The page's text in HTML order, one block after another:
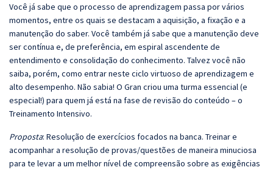
Você já sabe que o processo de aprendizagem passa por vários
momentos, entre os quais se destacam a aquisição, a fixação e a
manutenção do saber. Você também já sabe que a manutenção deve
ser contínua e, de preferência, em espiral ascendente de
entendimento e consolidação do conhecimento. Talvez você não
saiba, porém, como entrar neste ciclo virtuoso de aprendizagem e
alto desempenho. Não sabia! O Gran criou uma turma essencial (e
especial!) para quem já está na fase de revisão do conteúdo – o
Treinamento Intensivo.
Proposta: Resolução de exercícios focados na banca. Treinar e
acompanhar a resolução de provas/questões de maneira minuciosa
para te levar a um melhor nível de compreensão sobre as exigências